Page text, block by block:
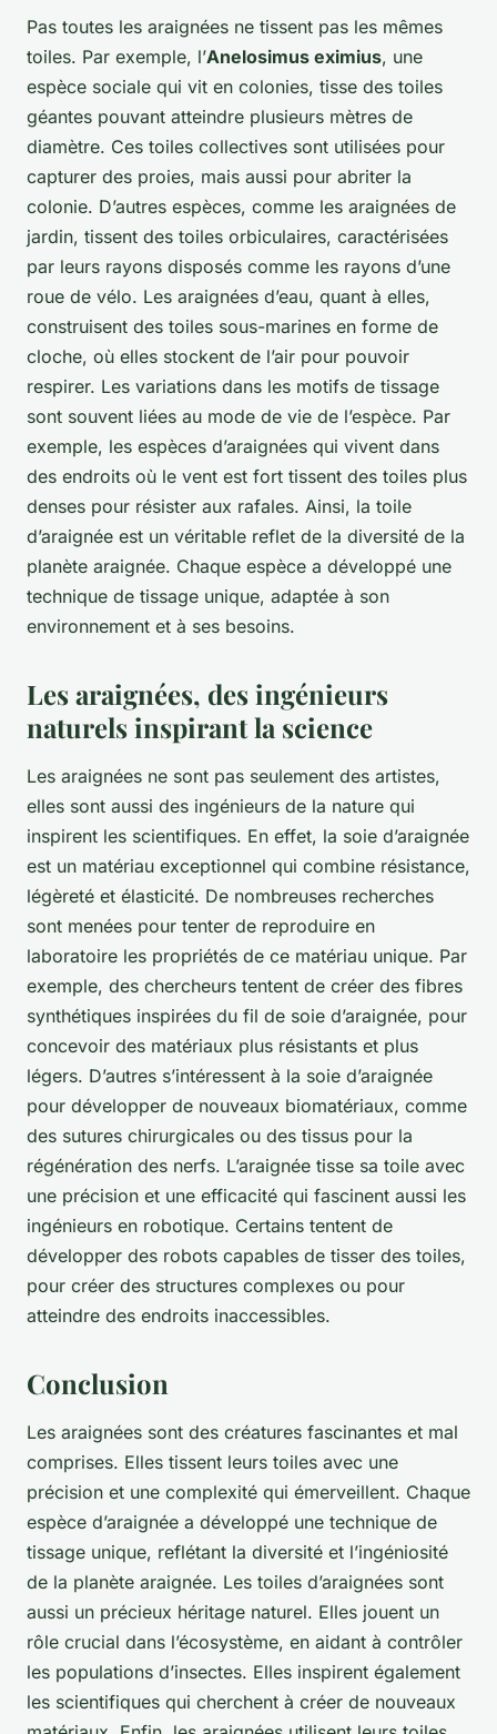
Pas toutes les araignées ne tissent pas les mêmes
toiles. Par exemple, l’Anelosimus eximius, une
espèce sociale qui vit en colonies, tisse des toiles
géantes pouvant atteindre plusieurs mètres de
diamètre. Ces toiles collectives sont utilisées pour
capturer des proies, mais aussi pour abriter la
colonie. D’autres espèces, comme les araignées de
jardin, tissent des toiles orbiculaires, caractérisées
par leurs rayons disposés comme les rayons d’une
roue de vélo. Les araignées d’eau, quant à elles,
construisent des toiles sous-marines en forme de
cloche, où elles stockent de l’air pour pouvoir
respirer. Les variations dans les motifs de tissage
sont souvent liées au mode de vie de l’espèce. Par
exemple, les espèces d’araignées qui vivent dans
des endroits où le vent est fort tissent des toiles plus
denses pour résister aux rafales. Ainsi, la toile
d’araignée est un véritable reflet de la diversité de la
planète araignée. Chaque espèce a développé une
technique de tissage unique, adaptée à son
environnement et à ses besoins.
Les araignées, des ingénieurs
naturels inspirant la science
Les araignées ne sont pas seulement des artistes,
elles sont aussi des ingénieurs de la nature qui
inspirent les scientifiques. En effet, la soie d’araignée
est un matériau exceptionnel qui combine résistance,
légèreté et élasticité. De nombreuses recherches
sont menées pour tenter de reproduire en
laboratoire les propriétés de ce matériau unique. Par
exemple, des chercheurs tentent de créer des fibres
synthétiques inspirées du fil de soie d’araignée, pour
concevoir des matériaux plus résistants et plus
légers. D’autres s’intéressent à la soie d’araignée
pour développer de nouveaux biomatériaux, comme
des sutures chirurgicales ou des tissus pour la
régénération des nerfs. L’araignée tisse sa toile avec
une précision et une efficacité qui fascinent aussi les
ingénieurs en robotique. Certains tentent de
développer des robots capables de tisser des toiles,
pour créer des structures complexes ou pour
atteindre des endroits inaccessibles.
Conclusion
Les araignées sont des créatures fascinantes et mal
comprises. Elles tissent leurs toiles avec une
précision et une complexité qui émerveillent. Chaque
espèce d’araignée a développé une technique de
tissage unique, reflétant la diversité et l’ingéniosité
de la planète araignée. Les toiles d’araignées sont
aussi un précieux héritage naturel. Elles jouent un
rôle crucial dans l’écosystème, en aidant à contrôler
les populations d’insectes. Elles inspirent également
les scientifiques qui cherchent à créer de nouveaux